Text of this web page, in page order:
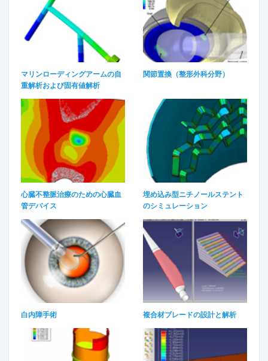
マリンローディングアームの自
重解析および固有値解析
関節置換（整形外科分野）
心臓不整脈治療のための心臓血
管デバイス​
埋め込み型ニチノールステント
のシミュレーション​
白内障手術 複合材ブレードの設計と解析​